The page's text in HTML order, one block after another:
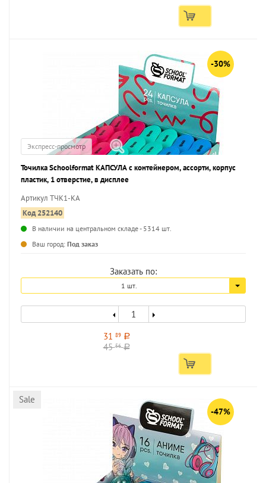
-30%
Экспресс-просмотр
Точилка Schoolformat КАПСУЛА с контейнером, ассорти, корпус
пластик, 1 отверстие, в дисплее
Артикул ТЧК1-КА
Код 252140
В наличии на центральном складе - 5314 шт.
Ваш город: Под заказ
Заказать по:
1 шт.
31 89 a
4556 a
Sale
-47%